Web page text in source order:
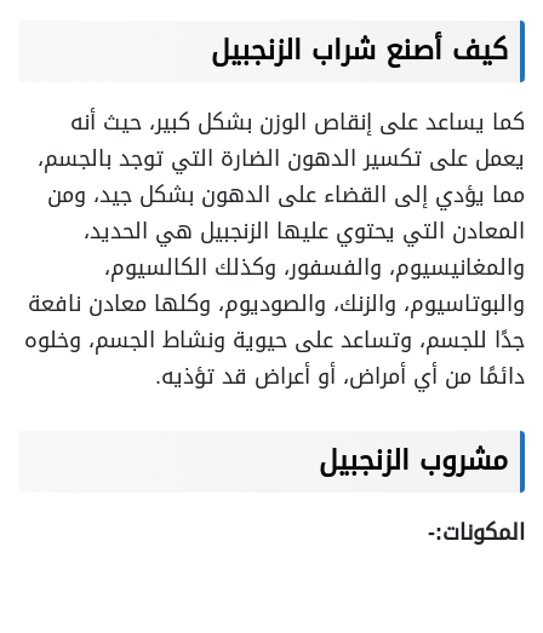
كيف أصنع شراب الزنجبيل
كما يساعد على إنقاص الوزن بشكل كبير، حيث أنه
يعمل على تكسير الدهون الضارة التي توجد بالجسم،
مما يؤدي إلى القضاء على الدهون بشكل جيد، ومن
المعادن التي يحتوي عليها الزنجبيل هي الحديد،
والمغانيسيوم، والفسفور، وكذلك الكالسيوم،
والبوتاسيوم، والزنك، والصوديوم، وكلها معادن نافعة
جدًا للجسم، وتساعد على حيوية ونشاط الجسم، وخلوه
دائمًا من أي أمراض، أو أعراض قد تؤذيه.
مشروب الزنجبيل
المكونات:-